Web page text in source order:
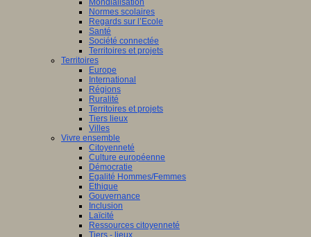
Mondialisation
Normes scolaires
Regards sur l’Ecole
Santé
Société connectée
Territoires et projets
Territoires
Europe
International
Régions
Ruralité
Territoires et projets
Tiers lieux
Villes
Vivre ensemble
Citoyenneté
Culture européenne
Démocratie
Egalité Hommes/Femmes
Ethique
Gouvernance
Inclusion
Laïcité
Ressources citoyenneté
Tiers - lieux